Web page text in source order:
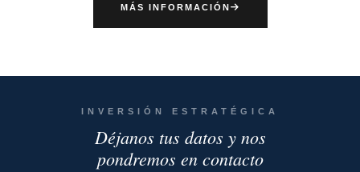
MÁS INFORMACIÓN
INVERSIÓN ESTRATÉGICA
Déjanos tus datos y nos
pondremos en contacto